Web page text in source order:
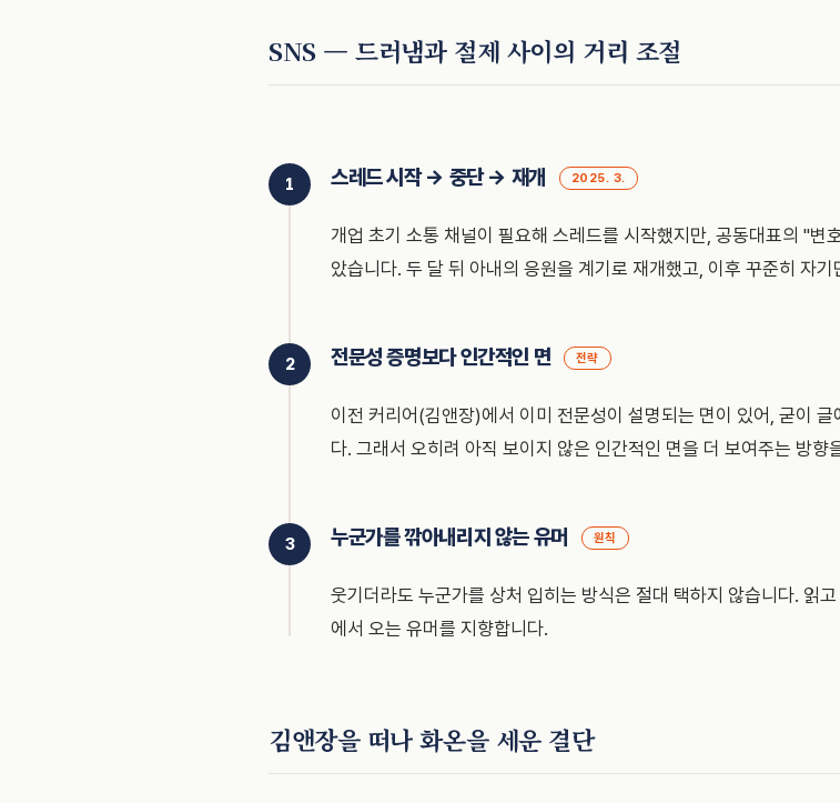
SNS — 드러냄과 절제 사이의 거리 조절
스레드 시작 → 중단 → 재개 2025. 3.
개업 초기 소통 채널이 필요해 스레드를 시작했지만, 공동대표의 "
았습니다. 두 달 뒤 아내의 응원을 계기로 재개했고, 이후 꾸준히 자
전문성 증명보다 인간적인 면 전략
이전 커리어(김앤장)에서 이미 전문성이 설명되는 면이 있어, 굳이
다. 그래서 오히려 아직 보이지 않은 인간적인 면을 더 보여주는 방향
누군가를 깎아내리지 않는 유머 원칙
웃기더라도 누군가를 상처 입히는 방식은 절대 택하지 않습니다. 읽
에서 오는 유머를 지향합니다.
김앤장을 떠나 화온을 세운 결단